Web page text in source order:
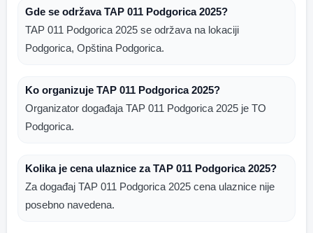
Gde se održava TAP 011 Podgorica 2025?
TAP 011 Podgorica 2025 se održava na lokaciji
Podgorica, Opština Podgorica.
Ko organizuje TAP 011 Podgorica 2025?
Organizator događaja TAP 011 Podgorica 2025 je TO
Podgorica.
Kolika je cena ulaznice za TAP 011 Podgorica 2025?
Za događaj TAP 011 Podgorica 2025 cena ulaznice nije
posebno navedena.